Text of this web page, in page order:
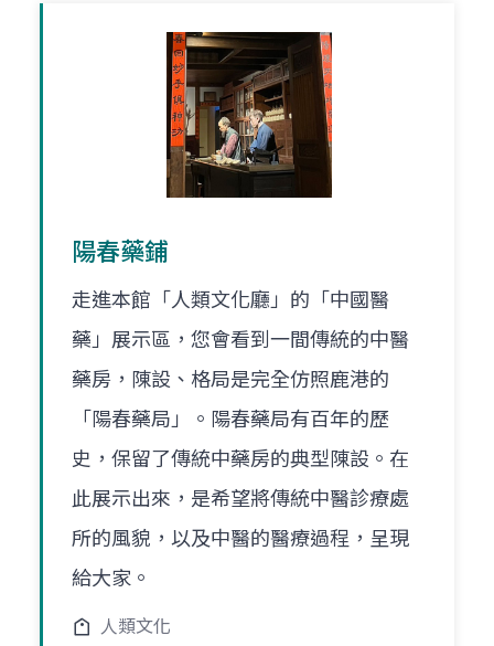
陽春藥鋪
走進本館「人類文化廳」的「中國醫
藥」展示區，您會看到一間傳統的中醫
藥房，陳設、格局是完全仿照鹿港的
「陽春藥局」。陽春藥局有百年的歷
史，保留了傳統中藥房的典型陳設。在
此展示出來，是希望將傳統中醫診療處
所的風貌，以及中醫的醫療過程，呈現
給大家。
人類文化